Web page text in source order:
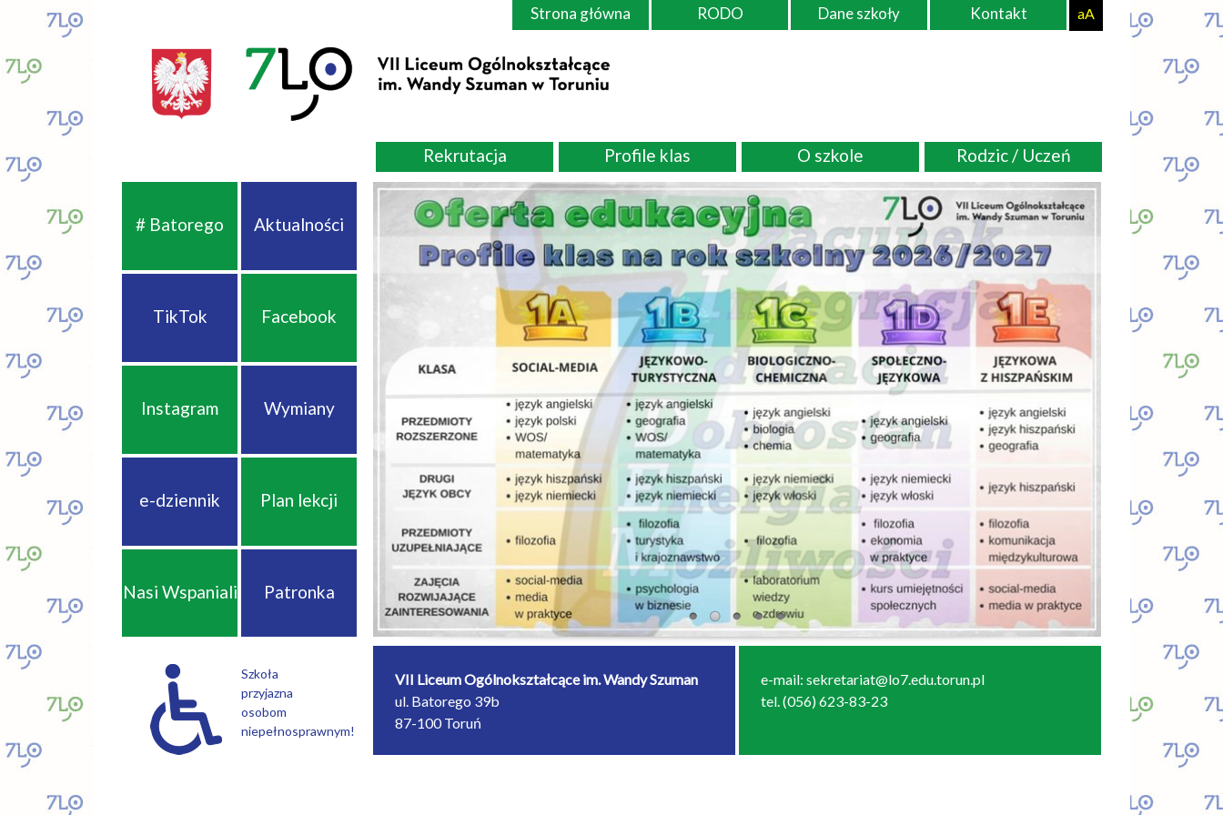
Strona główna RODO Dane szkoły Kontakt aA
Rekrutacja Profile klas O szkole Rodzic / Uczeń
# Batorego Aktualności
TikTok Facebook
Instagram Wymiany
e-dziennik Plan lekcji
Nasi Wspaniali Patronka
Szkoła
przyjazna
osobom
niepełnosprawnym!
VII Liceum Ogólnokształcące im. Wandy Szuman
ul. Batorego 39b
87-100 Toruń
e-mail: sekretariat@lo7.edu.torun.pl
tel. (056) 623-83-23